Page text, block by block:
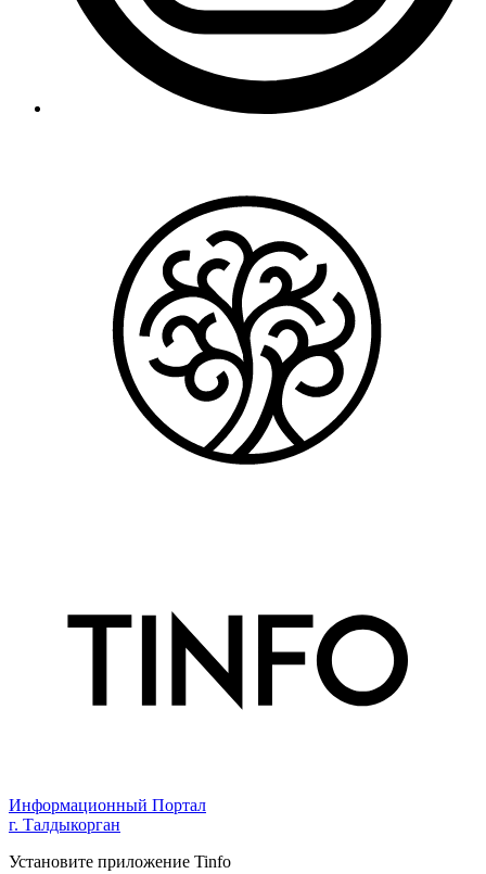
Информационный Портал
г. Талдыкорган
Установите приложение Tinfo